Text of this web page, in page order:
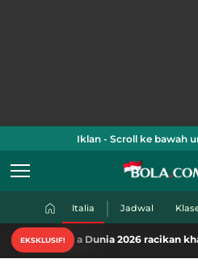
Iklan - Scroll ke bawah
Italia Jadwal
EKSKLUSIF!
Dunia 2026 racikan khas Bola.com.